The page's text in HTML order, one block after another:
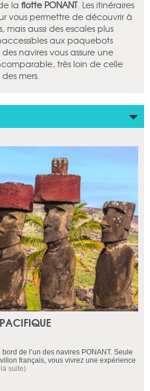
la flotte PONANT. Les itinéraires
vous permettre de découvrir à
mais aussi des escales plus
aux paquebots
navires vous assure une
très loin de celle
mers.
de l’un des navires PONANT. Seule
français, vous vivrez une expérience
suite)